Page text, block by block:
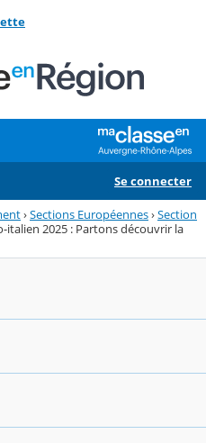
Se connecter
›Sections Européennes›Section
italien 2025 : Partons découvrir la